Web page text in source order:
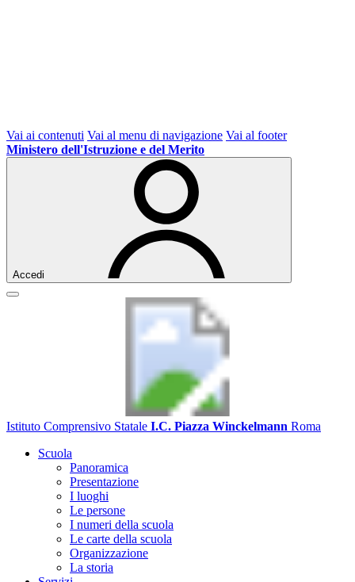
Vai ai contenuti Vai al menu di navigazione Vai al footer
Ministero dell'Istruzione e del Merito
Accedi
Istituto Comprensivo Statale I.C. Piazza Winckelmann Roma
Scuola
Panoramica
Presentazione
I luoghi
Le persone
I numeri della scuola
Le carte della scuola
Organizzazione
La storia